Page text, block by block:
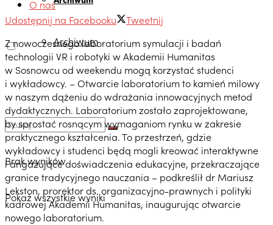
O nas
Archiwum
Brak wyników
Pokaż wszystkie wyniki
Udostępnij na Facebooku
Tweetnij
Z nowoczesnego laboratorium symulacji i badań
technologii VR i robotyki w Akademii Humanitas
w Sosnowcu od weekendu mogą korzystać studenci
i wykładowcy. – Otwarcie laboratorium to kamień milowy
w naszym dążeniu do wdrażania innowacyjnych metod
dydaktycznych. Laboratorium zostało zaprojektowane,
by sprostać rosnącym wymaganiom rynku w zakresie
praktycznego kształcenia. To przestrzeń, gdzie
wykładowcy i studenci będą mogli kreować interaktywne
i angażujące doświadczenia edukacyjne, przekraczające
granice tradycyjnego nauczania – podkreślił dr Mariusz
Lekston, prorektor ds. organizacyjno-prawnych i polityki
kadrowej Akademii Humanitas, inaugurując otwarcie
nowego laboratorium.